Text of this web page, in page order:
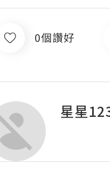
0個讚好
星星